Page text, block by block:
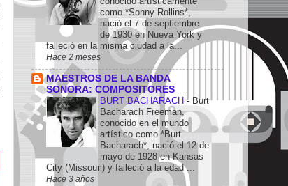
como *Sonny Rollins*,
nació el 7 de septiembre
de 1930 en Nueva York y
falleció en la misma ciudad a la...
Hace 2 meses
MAESTROS DE LA BANDA
SONORA: COMPOSITORES
BURT BACHARACH - Burt
Bacharach Freeman,
conocido en el mundo
artístico como *Burt
Bacharach*, nació el 12 de
mayo de 1928 en Kansas
City (Missouri) y falleció a la edad ...
Hace 3 años